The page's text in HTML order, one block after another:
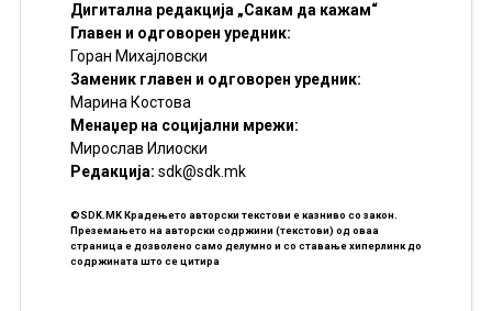
Дигитална редакција „Сакам да кажам“
Главен и одговорен уредник:
Горан Михајловски
Заменик главен и одговорен уредник:
Марина Костова
Менаџер на социјални мрежи:
Мирослав Илиоски
Редакцијa: sdk@sdk.mk
©SDK.MK Крадењето авторски текстови е казниво со закон.
Преземањето на авторски содржини (текстови) од оваа
страница е дозволено само делумно и со ставање хиперлинк до
содржината што се цитира